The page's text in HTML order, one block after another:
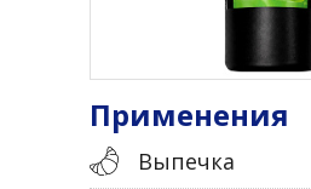
Применения
Выпечка